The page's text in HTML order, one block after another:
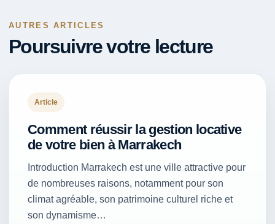
AUTRES ARTICLES
Poursuivre votre lecture
Article
Comment réussir la gestion locative
de votre bien à Marrakech
Introduction Marrakech est une ville attractive pour
de nombreuses raisons, notamment pour son
climat agréable, son patrimoine culturel riche et
son dynamisme…